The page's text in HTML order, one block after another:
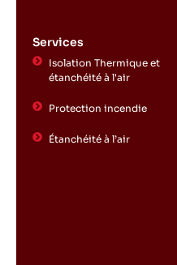
Services
Isolation Thermique et
étanchéité à l'air
Protection incendie
Étanchéité à l’air